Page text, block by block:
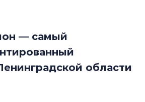
— самый
области